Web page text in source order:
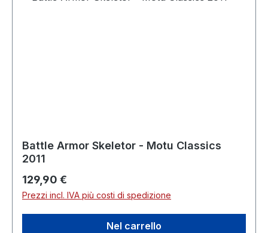
Battle Armor Skeletor - Motu Classics
2011
Prezzo normale:
129,90 €
Prezzi incl. IVA più costi di spedizione
Nel carrello